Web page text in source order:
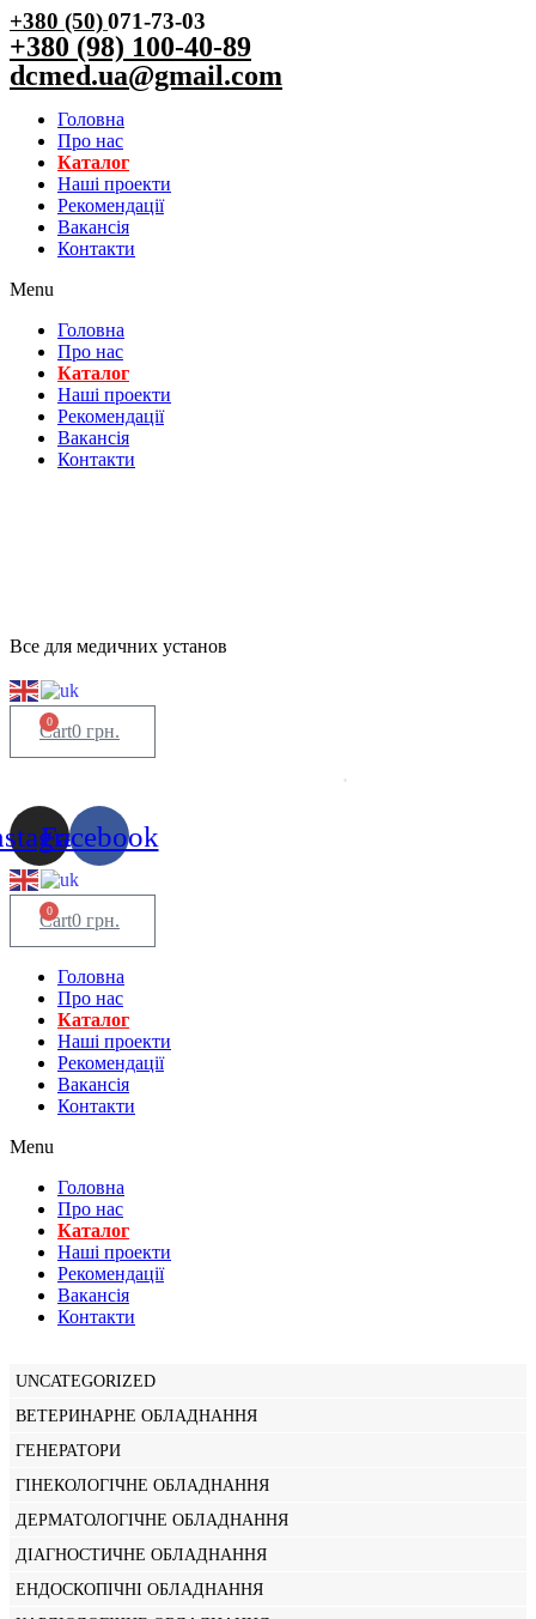
+380 (50)071-73-03
+380 (98) 100-40-89
dcmed.ua@gmail.com
Головна
Про нас
Каталог
Нашi проекти
Рекомендації
Вакансiя
Контакти
Menu
Головна
Про нас
Каталог
Нашi проекти
Рекомендації
Вакансiя
Контакти
Все для медичних установ
0 грн.
0
Cart
Facebook
0 грн.
0
Cart
Головна
Про нас
Каталог
Нашi проекти
Рекомендації
Вакансiя
Контакти
Menu
Головна
Про нас
Каталог
Нашi проекти
Рекомендації
Вакансiя
Контакти
UNCATEGORIZED
ВЕТЕРИНАРНЕ ОБЛАДНАННЯ
ГЕНЕРАТОРИ
ГІНЕКОЛОГІЧНЕ ОБЛАДНАННЯ
ДЕРМАТОЛОГІЧНЕ ОБЛАДНАННЯ
ДІАГНОСТИЧНЕ ОБЛАДНАННЯ
ЕНДОСКОПІЧНІ ОБЛАДНАННЯ